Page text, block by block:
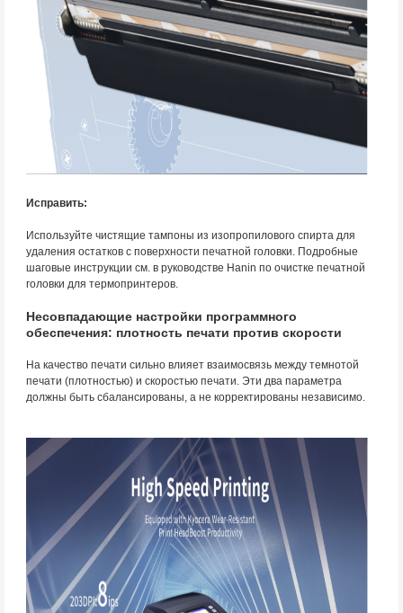
Исправить:
Используйте чистящие тампоны из изопропилового спирта для
удаления остатков с поверхности печатной головки. Подробные
шаговые инструкции см. в руководстве Hanin по очистке печатной
головки для термопринтеров.
Несовпадающие настройки программного
обеспечения: плотность печати против скорости
На качество печати сильно влияет взаимосвязь между темнотой
печати (плотностью) и скоростью печати. Эти два параметра
должны быть сбалансированы, а не корректированы независимо.